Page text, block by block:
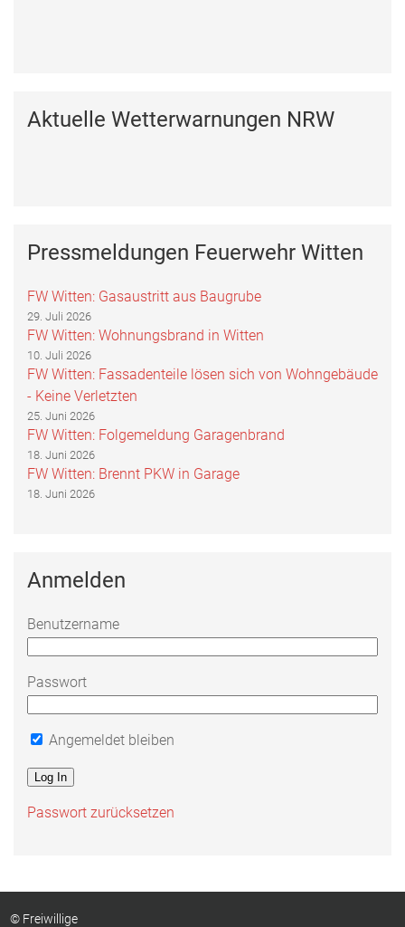
Aktuelle Wetterwarnungen NRW
Pressmeldungen Feuerwehr Witten
FW Witten: Gasaustritt aus Baugrube
29. Juli 2026
FW Witten: Wohnungsbrand in Witten
10. Juli 2026
FW Witten: Fassadenteile lösen sich von Wohngebäude
- Keine Verletzten
25. Juni 2026
FW Witten: Folgemeldung Garagenbrand
18. Juni 2026
FW Witten: Brennt PKW in Garage
18. Juni 2026
Anmelden
Benutzername
Passwort
Angemeldet bleiben
Passwort zurücksetzen
© Freiwillige